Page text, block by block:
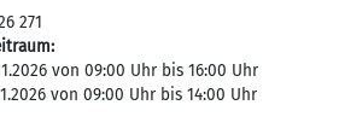
271
von 09:00 Uhr bis 16:00 Uhr
von 09:00 Uhr bis 14:00 Uhr